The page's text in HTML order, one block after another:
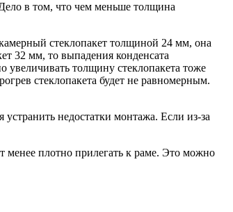
в том, что чем меньше толщина
стеклопакет толщиной 24 мм, она
32 мм, то выпадения конденсата
увеличивать толщину стеклопакета тоже
стеклопакета будет не равномерным.
недостатки монтажа. Если из-за
менее плотно прилегать к раме. Это можно